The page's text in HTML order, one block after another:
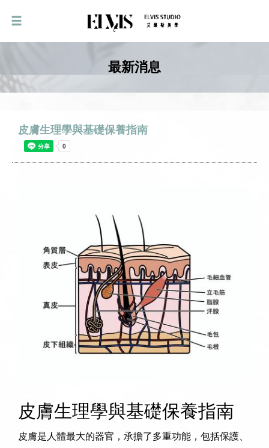
最新消息
皮膚生理學與基礎保養指南
皮膚生理學與基礎保養指南
皮膚是人體最大的器官，承擔了多重功能，包括保護、